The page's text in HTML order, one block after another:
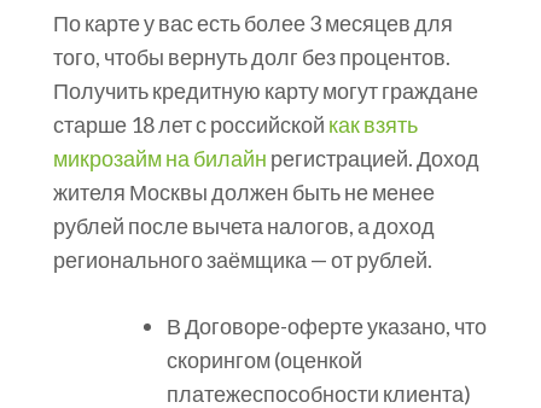
По карте у вас есть более 3 месяцев для
того, чтобы вернуть долг без процентов.
Получить кредитную карту могут граждане
старше 18 лет с российской как взять
микрозайм на билайн регистрацией. Доход
жителя Москвы должен быть не менее
рублей после вычета налогов, а доход
регионального заёмщика — от рублей.
В Договоре-оферте указано, что
скорингом (оценкой
платежеспособности клиента)